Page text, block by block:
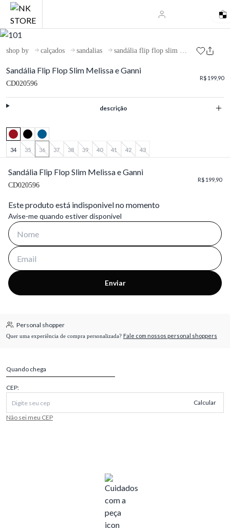
shop by calçados sandalias sandália flip flop slim melissa e ganni
Sandália Flip Flop Slim Melissa e Ganni
CD020596
R$ 199,90
descrição
34 35 36 37 38 39 40 41 42 43
Sandália Flip Flop Slim Melissa e Ganni
CD020596
R$ 199,90
Este produto está indisponivel no momento
Avise-me quando estiver disponivel
Enviar
Personal shopper
Quer uma experiência de compra personalizada? Fale com nossos personal shoppers
Quando chega
CEP:
Calcular
Não sei meu CEP